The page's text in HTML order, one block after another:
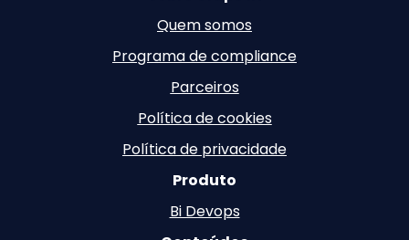
Quem somos
Programa de compliance
Parceiros
Política de cookies
Política de privacidade
Produto
Bi Devops